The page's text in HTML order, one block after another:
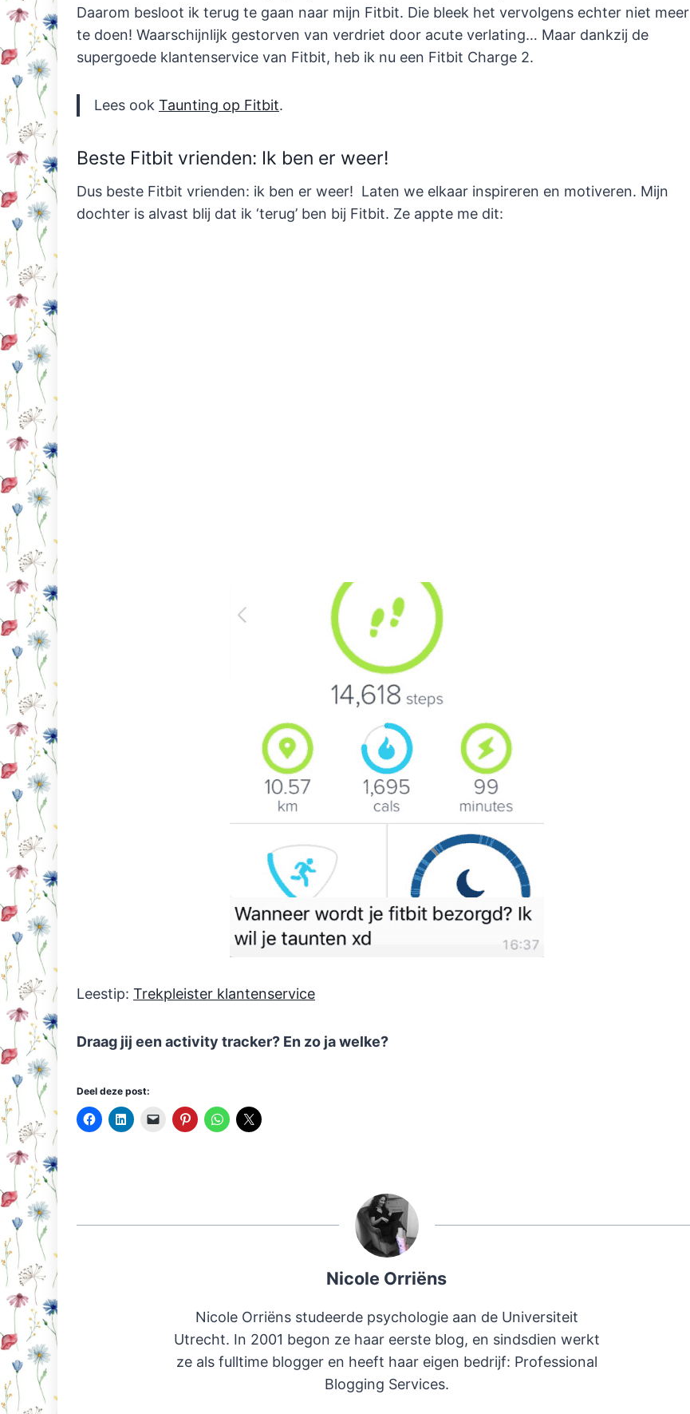
Daarom besloot ik terug te gaan naar mijn Fitbit. Die bleek het vervolgens echter niet meer
te doen! Waarschijnlijk gestorven van verdriet door acute verlating… Maar dankzij de
supergoede klantenservice van Fitbit, heb ik nu een Fitbit Charge 2.
Lees ook Taunting op Fitbit.
Beste Fitbit vrienden: Ik ben er weer!
Dus beste Fitbit vrienden: ik ben er weer! Laten we elkaar inspireren en motiveren. Mijn
dochter is alvast blij dat ik ‘terug’ ben bij Fitbit. Ze appte me dit:
Leestip: Trekpleister klantenservice
Draag jij een activity tracker? En zo ja welke?
Deel deze post:
Nicole Orriëns
Nicole Orriëns studeerde psychologie aan de Universiteit
Utrecht. In 2001 begon ze haar eerste blog, en sindsdien werkt
ze als fulltime blogger en heeft haar eigen bedrijf: Professional
Blogging Services.